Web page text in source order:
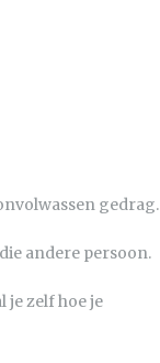
gedrag.
andere persoon.
je zelf hoe je